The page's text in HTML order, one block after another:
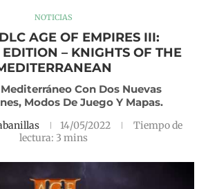
NOTICIAS
AGE OF EMPIRES III:
– KNIGHTS OF THE
Con Dos Nuevas
Modos De Juego Y Mapas.
14/05/2022